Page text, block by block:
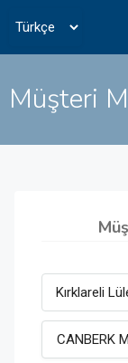
Müşteri
Kırklareli